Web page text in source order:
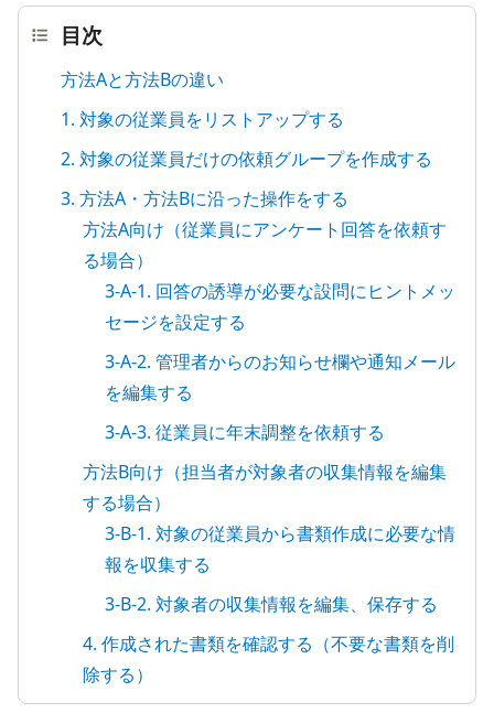
目次
方法Aと方法Bの違い
1. 対象の従業員をリストアップする
2. 対象の従業員だけの依頼グループを作成する
3. 方法A・方法Bに沿った操作をする
方法A向け（従業員にアンケート回答を依頼す
る場合）
3-A-1. 回答の誘導が必要な設問にヒントメッ
セージを設定する
3-A-2. 管理者からのお知らせ欄や通知メール
を編集する
3-A-3. 従業員に年末調整を依頼する
方法B向け（担当者が対象者の収集情報を編集
する場合）
3-B-1. 対象の従業員から書類作成に必要な情
報を収集する
3-B-2. 対象者の収集情報を編集、保存する
4. 作成された書類を確認する（不要な書類を削
除する）